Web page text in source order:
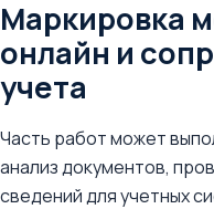
Маркировка
онлайн и
учета
Часть работ может
анализ документов,
сведений для учетных